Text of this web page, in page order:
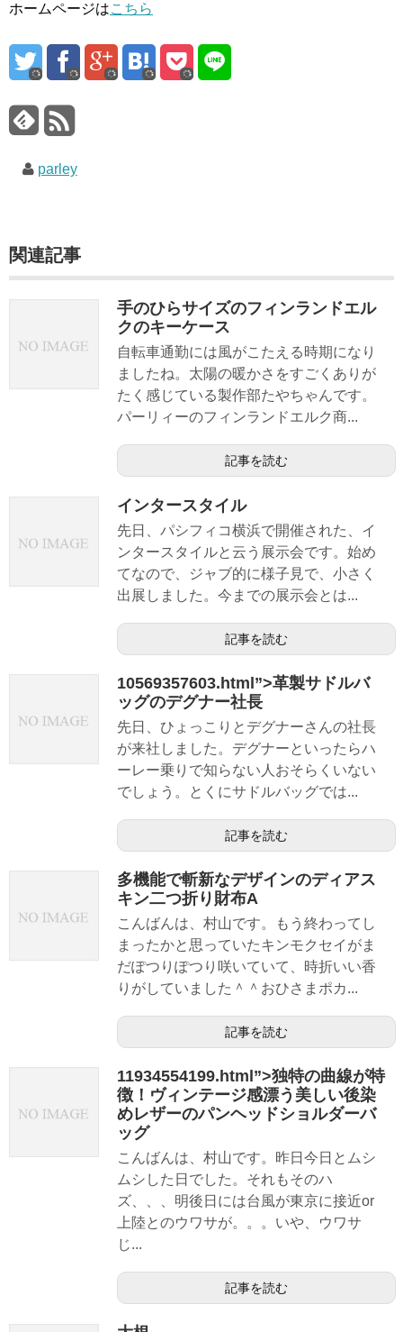
ホームページはこちら
parley
関連記事
手のひらサイズのフィンランドエル
クのキーケース
自転車通勤には風がこたえる時期になり
ましたね。太陽の暖かさをすごくありが
たく感じている製作部たやちゃんです。
パーリィーのフィンランドエルク商...
記事を読む
インタースタイル
先日、パシフィコ横浜で開催された、イ
ンタースタイルと云う展示会です。始め
てなので、ジャブ的に様子見で、小さく
出展しました。今までの展示会とは...
記事を読む
10569357603.html”>革製サドルバ
ッグのデグナー社長
先日、ひょっこりとデグナーさんの社長
が来社しました。デグナーといったらハ
ーレー乗りで知らない人おそらくいない
でしょう。とくにサドルバッグでは...
記事を読む
多機能で斬新なデザインのディアス
キン二つ折り財布A
こんばんは、村山です。もう終わってし
まったかと思っていたキンモクセイがま
だぽつりぽつり咲いていて、時折いい香
りがしていました＾＾おひさまポカ...
記事を読む
11934554199.html”>独特の曲線が特
徴！ヴィンテージ感漂う美しい後染
めレザーのパンヘッドショルダーバ
ッグ
こんばんは、村山です。昨日今日とムシ
ムシした日でした。それもそのハ
ズ、、、明後日には台風が東京に接近or
上陸とのウワサが。。。いや、ウワサ
じ...
記事を読む